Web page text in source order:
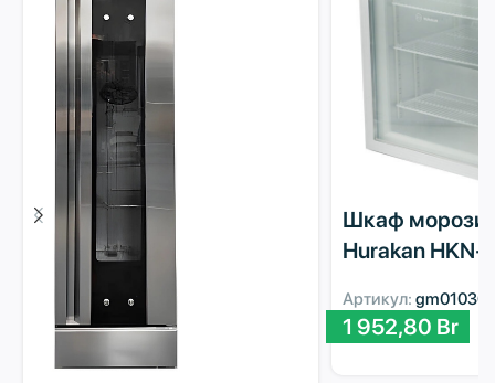
Шкаф
Hurakan HKN-
Артикул:
1 952,80 Br